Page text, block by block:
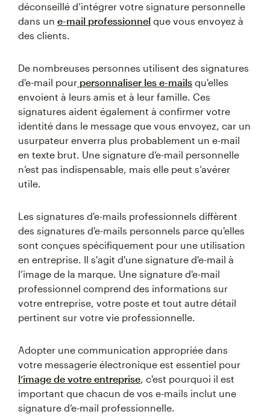
déconseillé d’intégrer votre signature personnelle
dans un e-mail professionnel que vous envoyez à
des clients.
De nombreuses personnes utilisent des signatures
d'e-mail pour personnaliser les e-mails qu'elles
envoient à leurs amis et à leur famille. Ces
signatures aident également à confirmer votre
identité dans le message que vous envoyez, car un
usurpateur enverra plus probablement un e-mail
en texte brut. Une signature d’e-mail personnelle
n’est pas indispensable, mais elle peut s’avérer
utile.
Les signatures d'e-mails professionnels diffèrent
des signatures d'e-mails personnels parce qu'elles
sont conçues spécifiquement pour une utilisation
en entreprise. Il s'agit d'une signature d'e-mail à
l’image de la marque. Une signature d'e-mail
professionnel comprend des informations sur
votre entreprise, votre poste et tout autre détail
pertinent sur votre vie professionnelle.
Adopter une communication appropriée dans
votre messagerie électronique est essentiel pour
l’image de votre entreprise, c'est pourquoi il est
important que chacun de vos e-mails inclut une
signature d’e-mail professionnelle.